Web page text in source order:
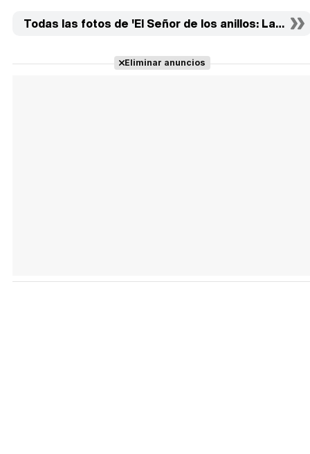
Todas las fotos de 'El Señor de los anillos: Las dos
Eliminar anuncios